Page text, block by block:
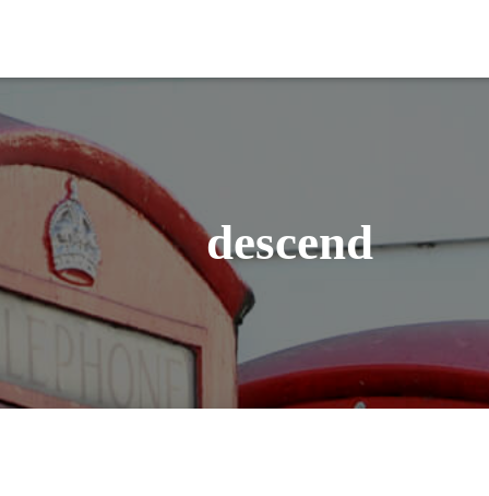
descend